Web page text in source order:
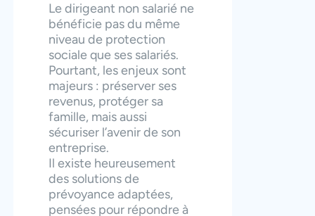
Le dirigeant non salarié ne
bénéficie pas du même
niveau de protection
sociale que ses salariés.
Pourtant, les enjeux sont
majeurs : préserver ses
revenus, protéger sa
famille, mais aussi
sécuriser l’avenir de son
entreprise.
Il existe heureusement
des solutions de
prévoyance adaptées,
pensées pour répondre à